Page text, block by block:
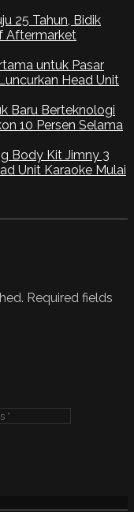
25 Tahun, Bidik
Aftermarket
untuk Pasar
Head Unit
Baru Berteknologi
10 Persen Selama
Body Kit Jimny 3
Unit Karaoke Mulai
Required fields